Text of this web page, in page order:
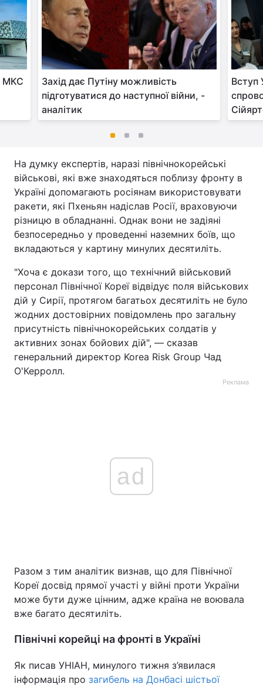
МКС
Захід дає Путіну можливість
підготуватися до наступної війни, -
аналітик
Вступ
На думку експертів, наразі північнокорейські
військові, які вже знаходяться поблизу фронту в
Україні допомагають росіянам використовувати
ракети, які Пхеньян надіслав Росії, враховуючи
різницю в обладнанні. Однак вони не задіяні
безпосередньо у проведенні наземних боїв, що
вкладаються у картину минулих десятиліть.
"Хоча є докази того, що технічний військовий
персонал Північної Кореї відвідує поля військових
дій у Сирії, протягом багатьох десятиліть не було
жодних достовірних повідомлень про загальну
присутність північнокорейських солдатів у
активних зонах бойових дій", — сказав
генеральний директор Korea Risk Group Чад
О'Керролл.
Реклама
ad
Разом з тим аналітик визнав, що для Північної
Кореї досвід прямої участі у війні проти України
може бути дуже цінним, адже країна не воювала
вже багато десятиліть.
Північні корейці на фронті в Україні
Як писав УНІАН, минулого тижня з’явилася
інформація про загибель на Донбасі шістьої